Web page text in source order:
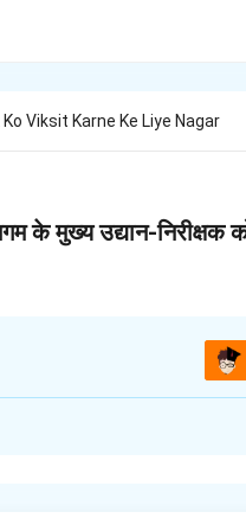
Viksit Karne Ke Liye Nagar
के मुख्य उद्यान-निरीक्षक